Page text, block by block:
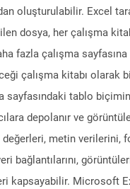
oluşturulabilir. Excel
dosya, her çalışma
fazla çalışma
çalışma kitabı olarak
sayfasındaki tablo
depolanır ve
değerleri, metin verilerini,
bağlantılarını,
kapsayabilir. Microsoft